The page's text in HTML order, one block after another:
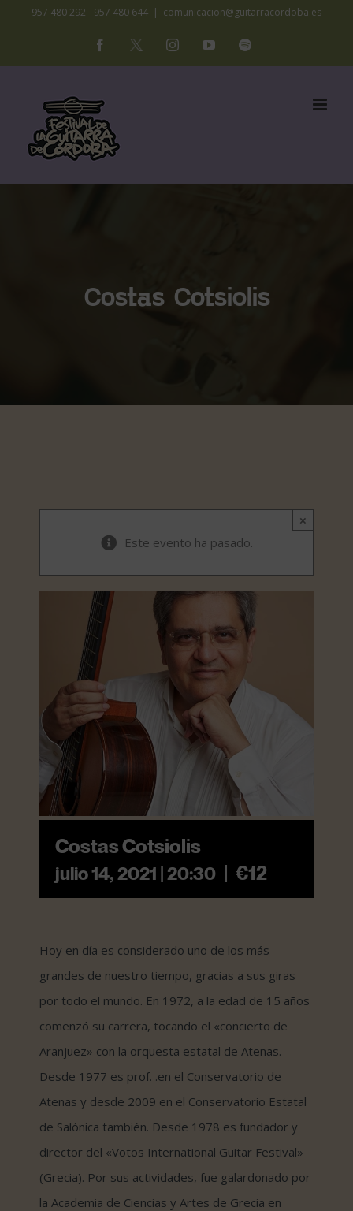
contenido
957 480 292 - 957 480 644 | comunicacion@guitarracordoba.es
Facebook
X InstagramYouTubeSpotify
Costas Cotsiolis
×
Este evento ha pasado.
Costas Cotsiolis
julio 14, 2021 | 20:30 €12
Hoy en día es considerado uno de los más
grandes de nuestro tiempo, gracias a sus giras
por todo el mundo. En 1972, a la edad de 15 años
comenzó su carrera, tocando el «concierto de
Aranjuez» con la orquesta estatal de Atenas.
Desde 1977 es prof. .en el Conservatorio de
Atenas y desde 2009 en el Conservatorio Estatal
de Salónica también. Desde 1978 es fundador y
director del «Votos International Guitar Festival»
(Grecia). Por sus actividades, fue galardonado por
la Academia de Ciencias y Artes de Grecia en